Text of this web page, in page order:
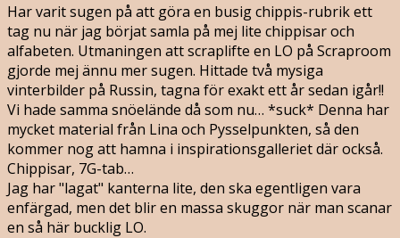
Har varit sugen på att göra en busig chippis-rubrik ett
tag nu när jag börjat samla på mej lite chippisar och
alfabeten. Utmaningen att scraplifte en LO på Scraproom
gjorde mej ännu mer sugen. Hittade två mysiga
vinterbilder på Russin, tagna för exakt ett år sedan igår!!
Vi hade samma snöelände då som nu… *suck* Denna har
mycket material från Lina och Pysselpunkten, så den
kommer nog att hamna i inspirationsgalleriet där också.
Chippisar, 7G-tab…
Jag har "lagat" kanterna lite, den ska egentligen vara
enfärgad, men det blir en massa skuggor när man scanar
en så här bucklig LO.